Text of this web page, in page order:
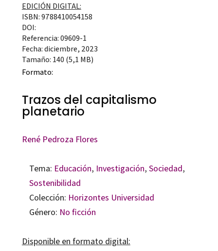
EDICIÓN DIGITAL:
ISBN: 9788410054158
DOI:
Referencia: 09609-1
Fecha: diciembre, 2023
Tamaño: 140 (5,1 MB)
Formato:
Trazos del capitalismo
planetario
René Pedroza Flores
Tema: Educación, Investigación, Sociedad,
Sostenibilidad
Colección: Horizontes Universidad
Género: No ficción
Disponible en formato digital: